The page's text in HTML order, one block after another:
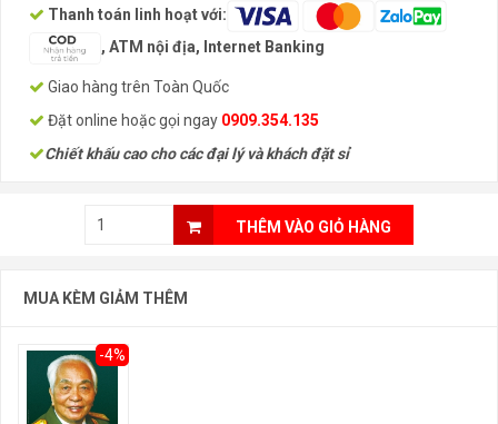
Thanh toán linh hoạt với:
, ATM nội địa, Internet Banking
Giao hàng trên Toàn Quốc
Đặt online hoặc gọi ngay 0909.354.135
Chiết khấu cao cho các đại lý và khách đặt sỉ
THÊM VÀO GIỎ HÀNG
MUA KÈM GIẢM THÊM
-4%